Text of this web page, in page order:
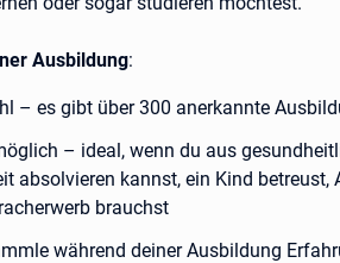
Ausbildung:
– es gibt über 300 anerkannte
– ideal, wenn du aus
absolvieren kannst, ein Kind betreust,
brauchst
während deiner Ausbildung